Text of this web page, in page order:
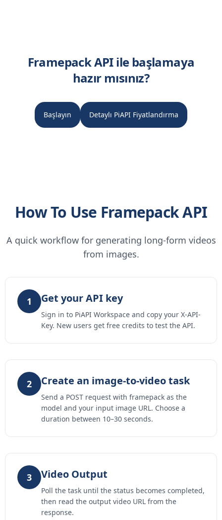
Framepack API ile başlamaya
hazır mısınız?
Başlayın Detaylı PiAPI Fiyatlandırma
How To Use Framepack API
A quick workflow for generating long-form videos
from images.
1 Get your API key
Sign in to PiAPI Workspace and copy your X-API-
Key. New users get free credits to test the API.
2 Create an image-to-video task
Send a POST request with framepack as the
model and your input image URL. Choose a
duration between 10–30 seconds.
3 Video Output
Poll the task until the status becomes completed,
then read the output video URL from the
response.